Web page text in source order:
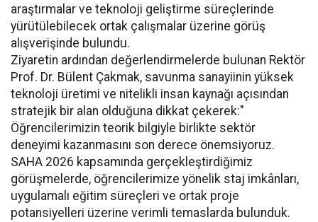
araştırmalar ve teknoloji geliştirme süreçlerinde
yürütülebilecek ortak çalışmalar üzerine görüş
alışverişinde bulundu.
Ziyaretin ardından değerlendirmelerde bulunan Rektör
Prof. Dr. Bülent Çakmak, savunma sanayiinin yüksek
teknoloji üretimi ve nitelikli insan kaynağı açısından
stratejik bir alan olduğuna dikkat çekerek:"
Öğrencilerimizin teorik bilgiyle birlikte sektör
deneyimi kazanmasını son derece önemsiyoruz.
SAHA 2026 kapsamında gerçekleştirdiğimiz
görüşmelerde, öğrencilerimize yönelik staj imkânları,
uygulamalı eğitim süreçleri ve ortak proje
potansiyelleri üzerine verimli temaslarda bulunduk.